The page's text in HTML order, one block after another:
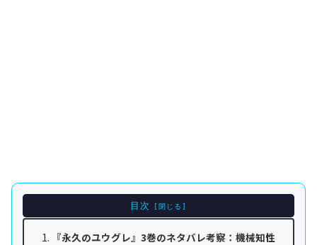
目次
『永久のユウグレ』3巻のネタバレ考察：機械知性